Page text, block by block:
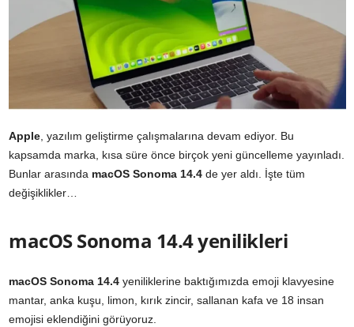
Apple , yazılım geliştirme çalışmalarına devam ediyor. Bu
kapsamda marka, kısa süre önce birçok yeni güncelleme yayınladı.
Bunlar arasında macOS Sonoma 14.4 de yer aldı. İşte tüm
değişiklikler…
macOS Sonoma 14.4 yenilikleri
macOS Sonoma 14.4 yeniliklerine baktığımızda emoji klavyesine
mantar, anka kuşu, limon, kırık zincir, sallanan kafa ve 18 insan
emojisi eklendiğini görüyoruz.